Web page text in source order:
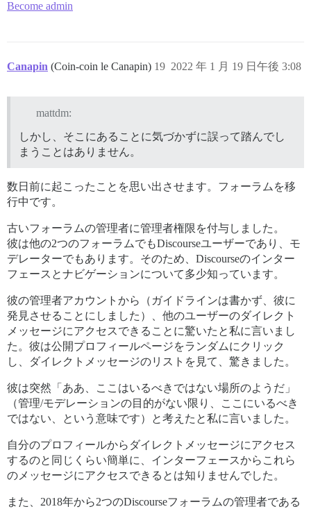
Become admin
Canapin (Coin-coin le Canapin) 2022 年 1 月 19 日午後 3:08
19
mattdm:
しかし、そこにあることに気づかずに誤って踏んでし
まうことはありません。
数日前に起こったことを思い出させます。フォーラムを移
行中です。
古いフォーラムの管理者に管理者権限を付与しました。
彼は他の2つのフォーラムでもDiscourseユーザーであり、モ
デレーターでもあります。そのため、Discourseのインター
フェースとナビゲーションについて多少知っています。
彼の管理者アカウントから（ガイドラインは書かず、彼に
発見させることにしました）、他のユーザーのダイレクト
メッセージにアクセスできることに驚いたと私に言いまし
た。彼は公開プロフィールページをランダムにクリック
し、ダイレクトメッセージのリストを見て、驚きました。
彼は突然「ああ、ここはいるべきではない場所のようだ」
（管理/モデレーションの目的がない限り、ここにいるべき
ではない、という意味です）と考えたと私に言いました。
自分のプロフィールからダイレクトメッセージにアクセス
するのと同じくらい簡単に、インターフェースからこれら
のメッセージにアクセスできるとは知りませんでした。
また、2018年から2つのDiscourseフォーラムの管理者である